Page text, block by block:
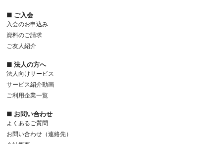
■ ご入会
入会のお申込み
資料のご請求
ご友人紹介
■ 法人の方へ
法人向けサービス
サービス紹介動画
ご利用企業一覧
■ お問い合わせ
よくあるご質問
お問い合わせ（連絡先）